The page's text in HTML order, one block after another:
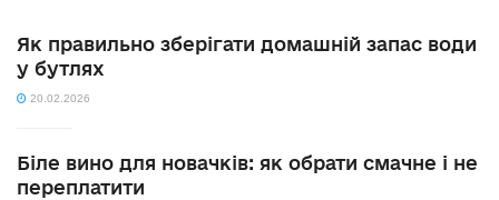
Як правильно зберігати домашній запас води
у бутлях
20.02.2026
Біле вино для новачків: як обрати смачне і не
переплатити